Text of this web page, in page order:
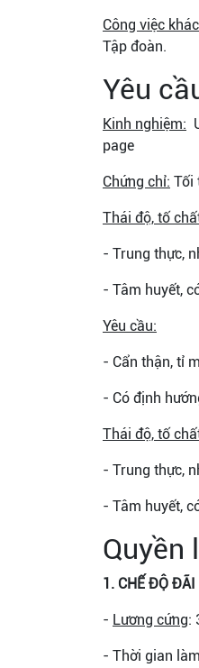
Công việc
Tập đoàn.
Yêu
Kinh nghiệm:
page
Chứng chỉ: Tối
Thái độ, tố
- Trung thực,
- Tâm huyết,
Yêu cầu:
- Cẩn thận, tỉ
- Có định
Thái độ, tố
- Trung thực,
- Tâm huyết,
Quyền
1. CHẾ ĐỘ ĐÃI
- Lương cứng:
- Thời gian